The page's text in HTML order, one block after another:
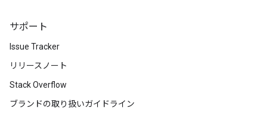
サポート
Issue Tracker
リリースノート
Stack Overflow
ブランドの取り扱いガイドライン